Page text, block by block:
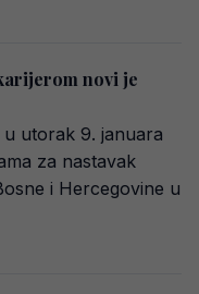
novi je
utorak 9. januara
za nastavak
i Hercegovine u